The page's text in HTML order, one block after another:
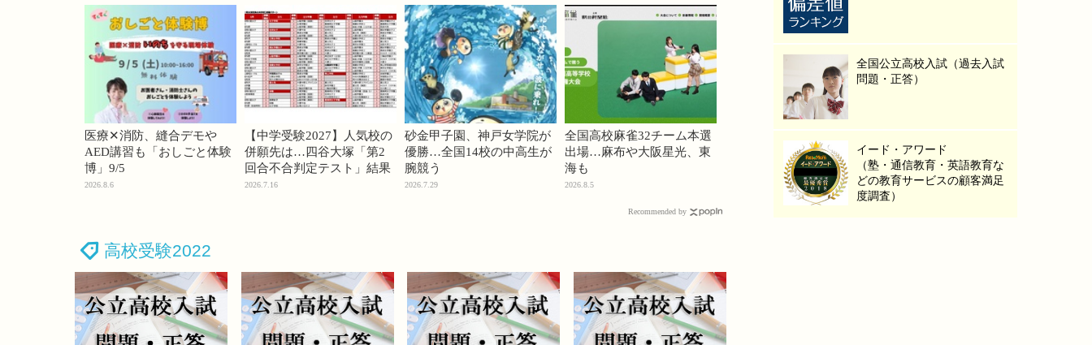
医療✕消防、縫合デモや
AED講習も「おしごと体験
博」9/5
2026.8.6
【中学受験2027】人気校の
併願先は…四谷大塚「第2
回合不合判定テスト」結果
2026.7.16
砂金甲子園、神戸女学院が
優勝…全国14校の中高生が
腕競う
2026.7.29
全国高校麻雀32チーム本選
出場…麻布や大阪星光、東
海も
2026.8.5
Recommended by
高校受験2022
全国公立高校入試（過去入試
問題・正答）
イード・アワード
（塾・通信教育・英語教育な
どの教育サービスの顧客満足
度調査）